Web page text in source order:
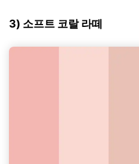
3) 소프트 코랄 라떼